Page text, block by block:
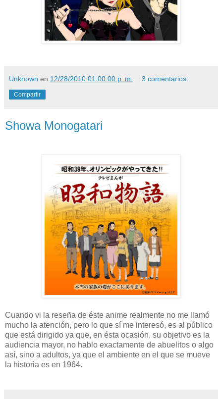
Unknown en 12/28/2010 01:00:00 p. m. 3 comentarios:
Compartir
Showa Monogatari
Cuando vi la reseña de éste anime realmente no me llamó
mucho la atención, pero lo que sí me interesó, es al público
que está dirigido ya que, en ésta ocasión, su objetivo es la
audiencia mayor, no hablo exactamente de abuelitos o algo
así, sino a adultos, ya que el ambiente en el que se mueve
la historia es en 1964.